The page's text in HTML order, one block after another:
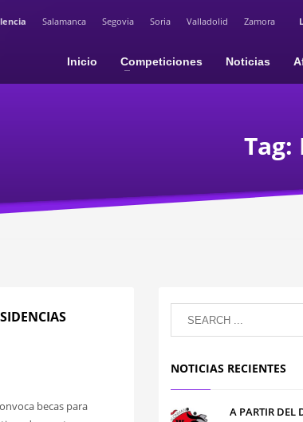
Salamanca Segovia Soria Valladolid Zamora
Inicio Competiciones Noticias
Tag:
becas para
NOTICIAS RECIENTES
A PARTIR DEL